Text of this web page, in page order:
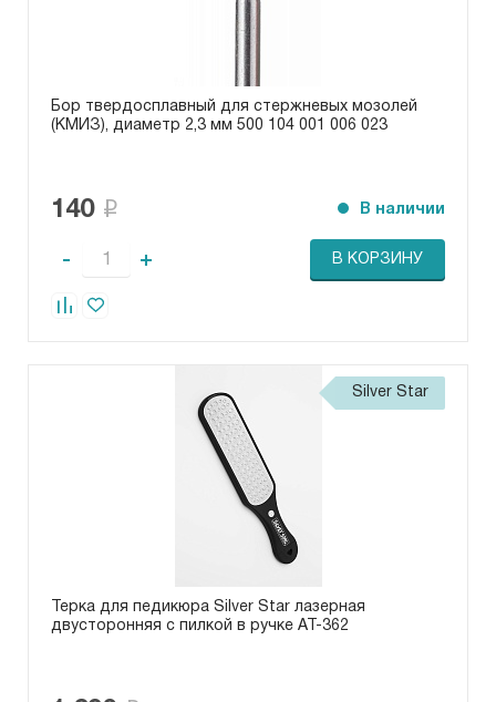
Бор твердосплавный для стержневых мозолей
(КМИЗ), диаметр 2,3 мм 500 104 001 006 023
140 В наличии
- + В КОРЗИНУ
Silver Star
Терка для педикюра Silver Star лазерная
двусторонняя с пилкой в ручке АТ-362